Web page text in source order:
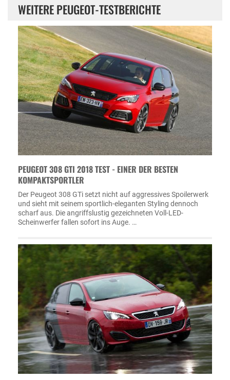
WEITERE PEUGEOT-TESTBERICHTE
PEUGEOT 308 GTI 2018 TEST - EINER DER BESTEN
KOMPAKTSPORTLER
Der Peugeot 308 GTi setzt nicht auf aggressives Spoilerwerk
und sieht mit seinem sportlich-eleganten Styling dennoch
scharf aus. Die angriffslustig gezeichneten Voll-LED-
Scheinwerfer fallen sofort ins Auge. …